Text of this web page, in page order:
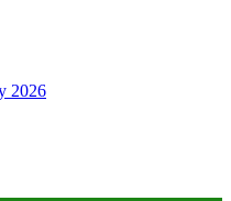
2026